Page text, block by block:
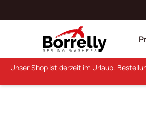
Unser Shop ist derzeit im Urlaub.